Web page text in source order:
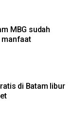
MBG sudah
manfaat
di Batam libur